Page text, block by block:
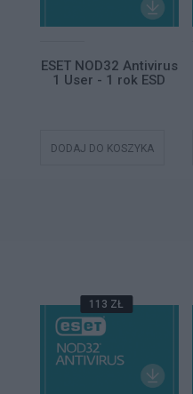
ESET NOD32 Antivirus
1 User - 1 rok ESD
DODAJ DO KOSZYKA
113 ZŁ